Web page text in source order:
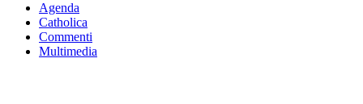
Agenda
Catholica
Commenti
Multimedia